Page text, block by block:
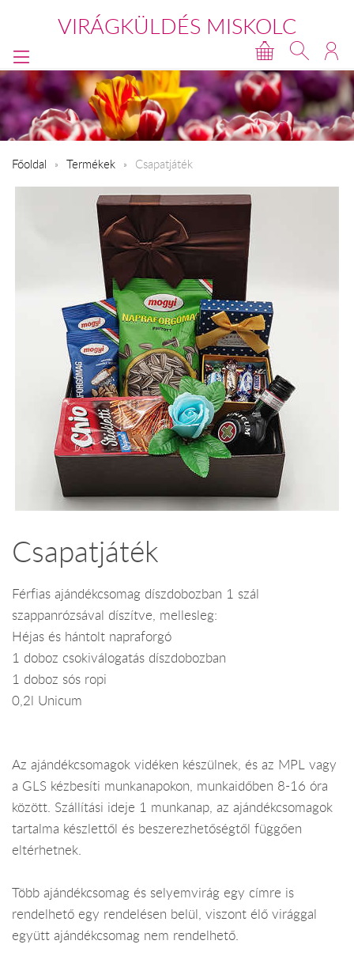
VIRÁGKÜLDÉS MISKOLC
Főoldal Termékek Csapatjáték
Csapatjáték
Férfias ajándékcsomag díszdobozban 1 szál
szappanrózsával díszítve, mellesleg:
Héjas és hántolt napraforgó
1 doboz csokiválogatás díszdobozban
1 doboz sós ropi
0,2l Unicum
Az ajándékcsomagok vidéken készülnek, és az MPL vagy
a GLS kézbesíti munkanapokon, munkaidőben 8-16 óra
között. Szállítási ideje 1 munkanap, az ajándékcsomagok
tartalma készlettől és beszerezhetőségtől függően
eltérhetnek.
Több ajándékcsomag és selyemvirág egy címre is
rendelhető egy rendelésen belül, viszont élő virággal
együtt ajándékcsomag nem rendelhető.